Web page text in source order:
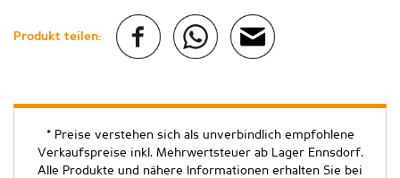
Produkt teilen:
* Preise verstehen sich als unverbindlich empfohlene
Verkaufspreise inkl. Mehrwertsteuer ab Lager Ennsdorf.
Alle Produkte und nähere Informationen erhalten Sie bei